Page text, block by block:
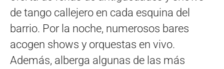
de tango callejero en cada esquina del
barrio. Por la noche, numerosos bares
acogen shows y orquestas en vivo.
Además, alberga algunas de las más